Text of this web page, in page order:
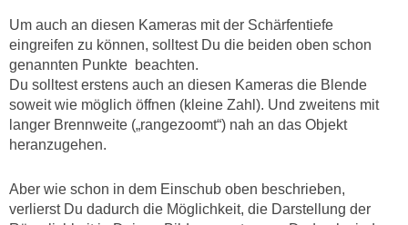
Um auch an diesen Kameras mit der Schärfentiefe
eingreifen zu können, solltest Du die beiden oben schon
genannten Punkte beachten.
Du solltest erstens auch an diesen Kameras die Blende
soweit wie möglich öffnen (kleine Zahl). Und zweitens mit
langer Brennweite („rangezoomt“) nah an das Objekt
heranzugehen.
Aber wie schon in dem Einschub oben beschrieben,
verlierst Du dadurch die Möglichkeit, die Darstellung der